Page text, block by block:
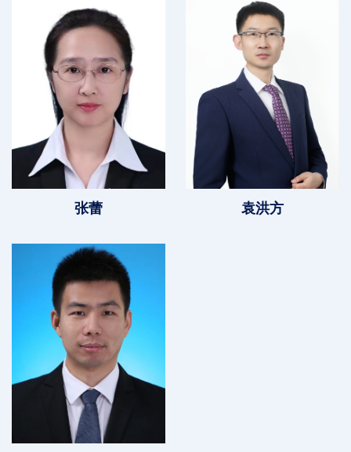
张蕾 袁洪方